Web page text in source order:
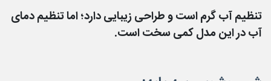
تنظیم آب گرم است و طراحی زیبایی دارد؛ اما تنظیم دمای
آب در این مدل کمی سخت است.